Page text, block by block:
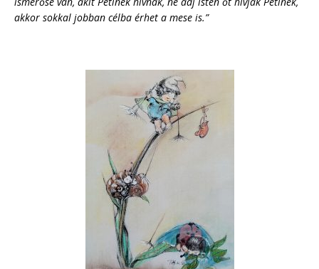
akkor sokkal jobban célba érhet a mese is.”